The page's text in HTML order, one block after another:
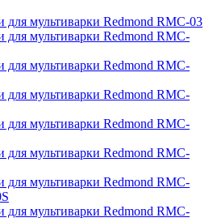
для мультиварки Redmond RMC-03
для мультиварки Redmond RMC-
для мультиварки Redmond RMC-
для мультиварки Redmond RMC-
для мультиварки Redmond RMC-
для мультиварки Redmond RMC-
для мультиварки Redmond RMC-
для мультиварки Redmond RMC-